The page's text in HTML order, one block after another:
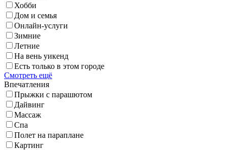
Хобби
Дом и семья
Онлайн-услуги
Зимние
Летние
На вень уикенд
Есть только в этом городе
Смотреть ещё
Впечатления
Прыжки с парашютом
Дайвинг
Массаж
Спа
Полет на параплане
Картинг